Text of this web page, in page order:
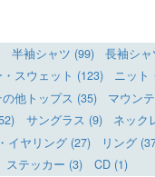
半袖シャツ (99) 長袖シ
・スウェット (123) ニット
の他トップス (35) マウン
サングラス (9) ネック
イヤリング (27) リング
ステッカー (3) CD (1)